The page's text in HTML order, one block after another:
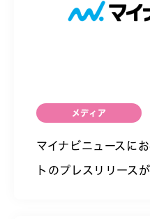
メディア
マイナビニュースに
トのプレスリリース